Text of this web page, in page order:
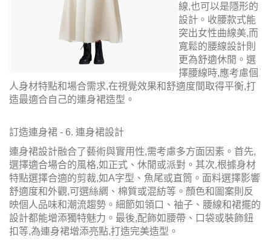
線,也可以是隱形的
設計。收腰款式能
突出女性曲線美,而
寬鬆的腰線設計則
更為舒適休閒。選
擇腰線時,應考慮個
人身材特點和場合需求,在視覺效果和舒適度間取得平衡,打
造最適合自己的連身裙造型。
訂造連身裙 - 6. 連身裙設計
連身裙設計融合了藝術與實用性,需考慮多方面因素。首先,
選擇適合場合的風格,如正式、休閒或派對。其次,根據身材
特點選擇合適的剪裁,如A字型、魚尾或直筒。面料選擇影響
舒適度和外觀,可選絲綢、棉質或混紡等。顏色和圖案則反
映個人品味和潮流趨勢。細節如領口、袖子、腰線和裙擺的
設計都能增添獨特魅力。最後,配飾如腰帶、口袋或裝飾鈕
扣等,為連身裙增添亮點,打造完美造型。